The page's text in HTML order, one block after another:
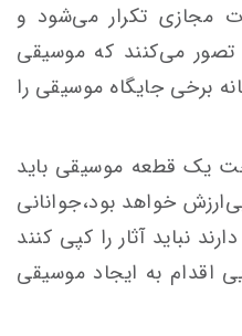
مجازی تکرار می‌شود و
می‌کنند که موسیقی
برخی جایگاه موسیقی را
یک قطعه موسیقی باید
خواهد بود،جوانانی
نباید آثار را کپی کنند
اقدام به ایجاد موسیقی